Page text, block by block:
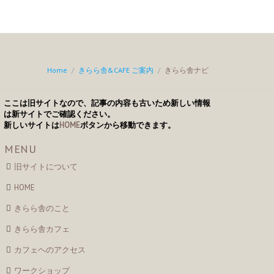
Home / きらら舎&CAFE ご案内 / きらら舎ナビ
ここは旧サイトなので、記事の内容も古いため新しい情報
は新サイトでご確認ください。
新しいサイトはHOMEボタンから移動できます。
MENU
旧サイトについて
HOME
きらら舎のこと
きらら舎カフェ
カフェヘのアクセス
ワークショップ